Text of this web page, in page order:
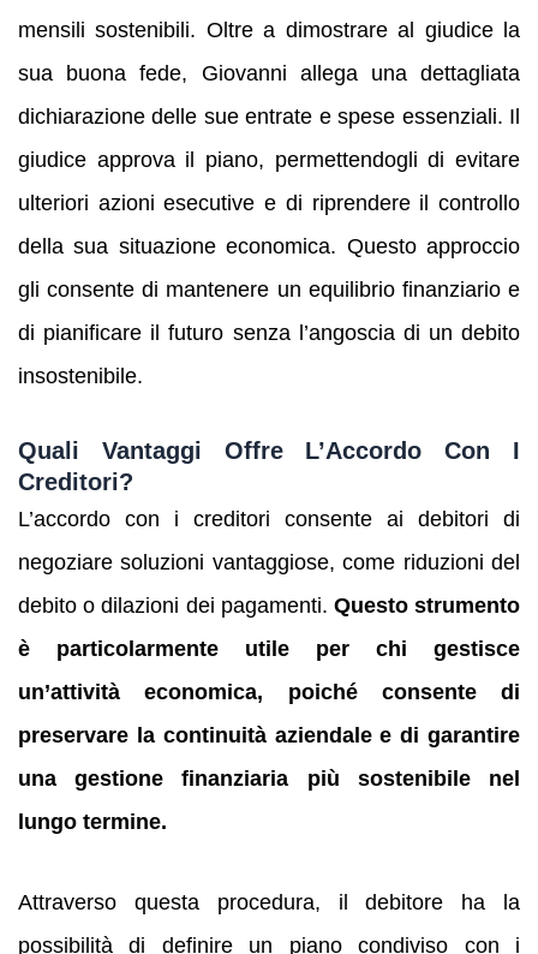
mensili sostenibili. Oltre a dimostrare al giudice la
sua buona fede, Giovanni allega una dettagliata
dichiarazione delle sue entrate e spese essenziali. Il
giudice approva il piano, permettendogli di evitare
ulteriori azioni esecutive e di riprendere il controllo
della sua situazione economica. Questo approccio
gli consente di mantenere un equilibrio finanziario e
di pianificare il futuro senza l’angoscia di un debito
insostenibile.
Quali Vantaggi Offre L’Accordo Con I
Creditori?
L’accordo con i creditori consente ai debitori di
negoziare soluzioni vantaggiose, come riduzioni del
debito o dilazioni dei pagamenti. Questo strumento
è particolarmente utile per chi gestisce
un’attività economica, poiché consente di
preservare la continuità aziendale e di garantire
una gestione finanziaria più sostenibile nel
lungo termine.
Attraverso questa procedura, il debitore ha la
possibilità di definire un piano condiviso con i